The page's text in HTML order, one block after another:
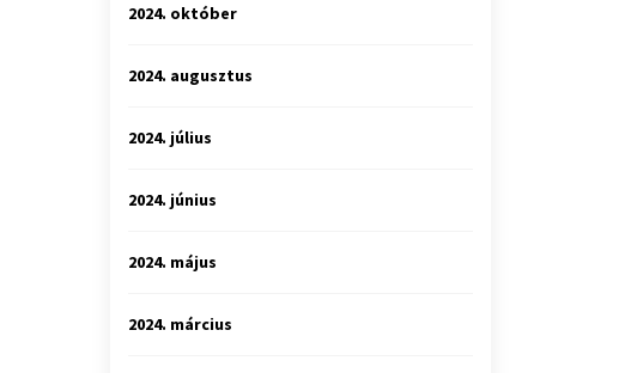
2024. október
2024. augusztus
2024. július
2024. június
2024. május
2024. március